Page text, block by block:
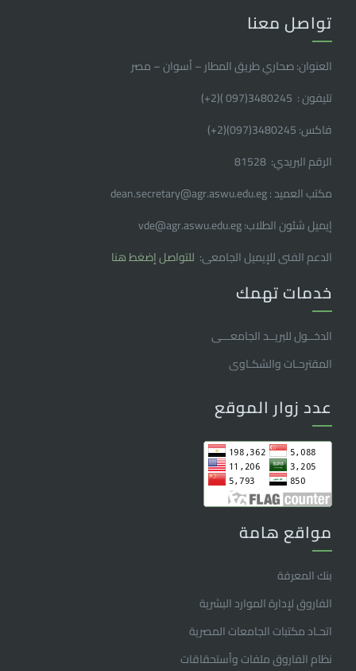
تواصل معنا
العنوان: صحاري طريق المطار – أسوان – مصر
تليفون : 3480245(097 )(2
+
)
فاكس: 3480245(097)(2
+
)
الرقم البريدي: 81528
مكتب العميد : dean.secretary@agr.aswu.edu.eg
إيميل شئون الطلاب: vde@agr.aswu.edu.eg
الدعم الفنى للإيميل الجامعى: للتواصل إضغط هنا
خدمات تهمك
الدخــول للبريــد الجامعـــى
المقترحـات والشكـاوى
عدد زوار الموقع
مواقع هامة
بنك المعرفة
الفاروق ﻹدارة الموارد البشرية
اتحـاد مكتبات الجامعات المصرية
نظام الفاروق ملفات وأستحقاقات